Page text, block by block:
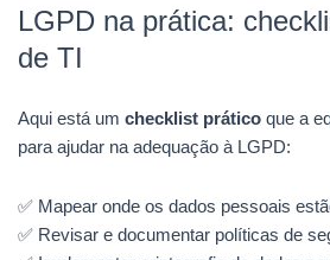
LGPD na prática:
de TI
Aqui está um checklist prático que a
para ajudar na adequação à LGPD:
✅ Mapear onde os dados pessoais
✅ Revisar e documentar políticas de